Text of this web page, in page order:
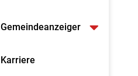
Gemeindeanzeiger
Karriere